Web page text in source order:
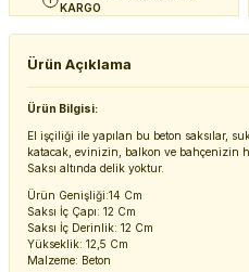
KARGO
Ürün Açıklama
Ürün Bilgisi:
El işçiliği ile yapılan bu beton saksılar,
katacak, evinizin, balkon ve bahçenizin
Saksı altında delik yoktur.
Ürün Genişliği:14 Cm
Saksı İç Çapı: 12 Cm
Saksı İç Derinlik: 12 Cm
Yükseklik: 12,5 Cm
Malzeme: Beton